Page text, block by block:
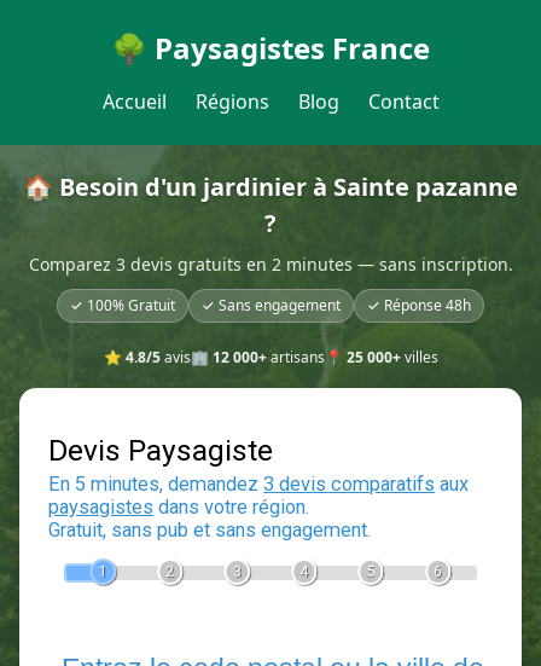
🌳 Paysagistes France
Accueil Régions Blog Contact
🏠 Besoin d'un jardinier à Sainte pazanne
?
Comparez 3 devis gratuits en 2 minutes — sans inscription.
✓ 100% Gratuit ✓ Sans engagement ✓ Réponse 48h
⭐ 4.8/5avis🏢 12 000+artisans📍 25 000+villes
Devis Paysagiste
En 5 minutes, demandez3 devis comparatifs